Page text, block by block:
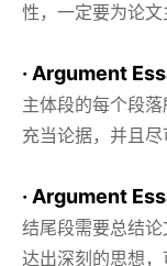
性，一定要为论文
· Argument
主体段的每个段
充当论据，并且尽
· Argument
结尾段需要总结
达出深刻的思想，